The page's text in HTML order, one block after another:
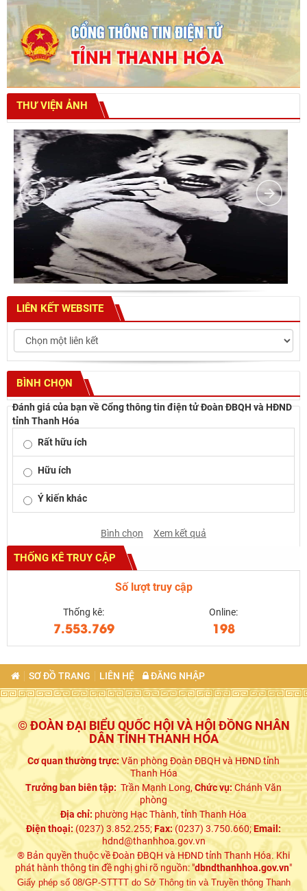
THƯ VIỆN ẢNH
LIÊN KẾT WEBSITE
BÌNH CHỌN
Đánh giá của bạn về Cổng thông tin điện tử Đoàn ĐBQH và HĐND
tỉnh Thanh Hóa
Rất hữu ích
Hữu ích
Ý kiến khác
Bình chọn Xem kết quả
THỐNG KÊ TRUY CẬP
Số lượt truy cập
Thống kê:
7.553.769
Online:
198
SƠ ĐỒ TRANG LIÊN HỆ ĐĂNG NHẬP
© ĐOÀN ĐẠI BIỂU QUỐC HỘI VÀ HỘI ĐỒNG NHÂN
DÂN TỈNH THANH HÓA
Cơ quan thường trực:Văn phòng Đoàn ĐBQH và HĐND tỉnh
Thanh Hóa
Trưởng ban biên tập: Trần Mạnh Long,Chức vụ:Chánh Văn
phòng
Địa chỉ: phường Hạc Thành, tỉnh Thanh Hóa
Điện thoại: (0237) 3.852.255;Fax:(0237) 3.750.660;Email:
hdnd@thanhhoa.gov.vn
® Bản quyền thuộc về Đoàn ĐBQH và HĐND tỉnh Thanh Hóa. Khi
phát hành thông tin đề nghị ghi rõ nguồn: "dbndthanhhoa.gov.vn"
Giấy phép số 08/GP-STTTT do Sở Thông tin và Truyền thông Thanh